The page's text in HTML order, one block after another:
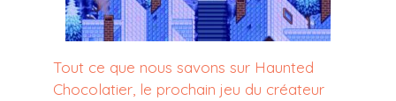
Tout ce que nous savons sur Haunted
Chocolatier, le prochain jeu du créateur